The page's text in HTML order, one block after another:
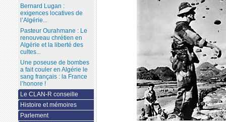
Bernard Lugan :
exigences locatives de
l’Algérie...
Pasteur Ourahmane : Le
renouveau chrétien en
Algérie et la liberté des
cultes...
Une poseuse de bombes
a fait couler en Algérie le
sang français : la France
l’honore !
Le CLAN-R conseille
Histoire et mémoires
Parlement